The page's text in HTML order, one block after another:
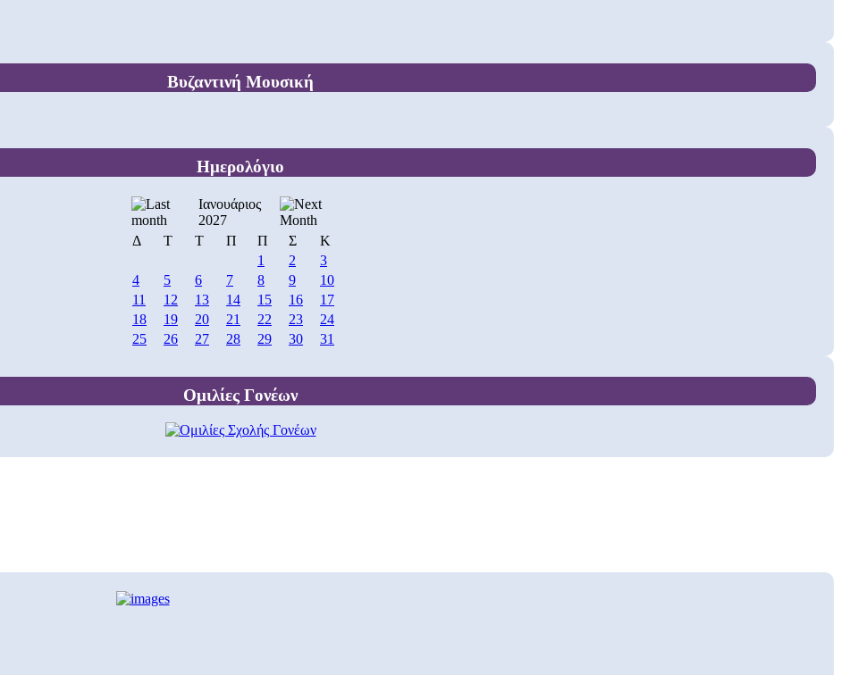
Βυζαντινή Μουσική
Ημερολόγιο
Ιανουάριος
2027
Δ
Τ Τ Π Π Σ
Κ
1
2
3
4
5 6 7 8 9
10
11
12 13 14 15 16
17
18
19 20 21 22 23
24
25
26 27 28 29 30 31
Ομιλίες Γονέων